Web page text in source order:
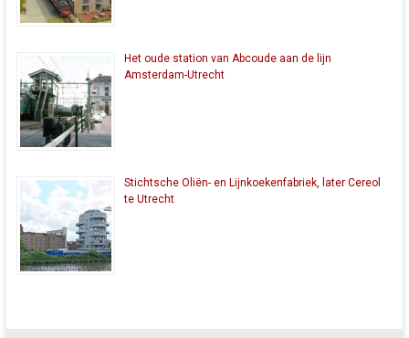
Het oude station van Abcoude aan de lijn
Amsterdam-Utrecht
Stichtsche Oliën- en Lijnkoekenfabriek, later Cereol
te Utrecht